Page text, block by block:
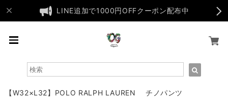
LINE追加で1000円OFFクーポン配布中
【W32×L32】POLO RALPH LAUREN チノパンツ